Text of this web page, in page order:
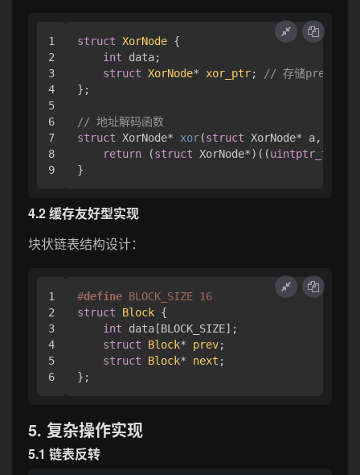
1
2
3
4
5
6
7
8
struct XorNode {
int data;
struct XorNode* xor_ptr;
// 存储prev ^
};
// 地址解码函数
struct XorNode* xor(struct XorNode* a,
return (struct XorNode*)((uintptr_t
4.2 缓存友好型实现
块状链表结构设计：
1
2
3
4
5
#define BLOCK_SIZE 16
struct
Block {
int data[BLOCK_SIZE];
struct
Block* prev;
struct
Block* next ;
5. 复杂操作实现
5.1 链表反转